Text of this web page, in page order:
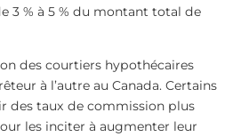
3 % à 5 % du montant total de
des courtiers hypothécaires
à l’autre au Canada. Certains
des taux de commission plus
les inciter à augmenter leur